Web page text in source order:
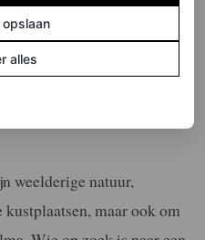
weelderige natuur,
maar ook om
alles